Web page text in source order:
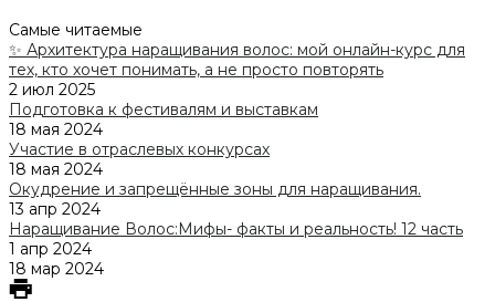
Самые читаемые
✨ Архитектура наращивания волос: мой онлайн-курс для
тех, кто хочет понимать, а не просто повторять
2 июл 2025
Подготовка к фестивалям и выставкам
18 мая 2024
Участие в отраслевых конкурсах
18 мая 2024
Окудрение и запрещённые зоны для наращивания.
13 апр 2024
Наращивание Волос:Мифы- факты и реальность! 12 часть
1 апр 2024
18 мар 2024